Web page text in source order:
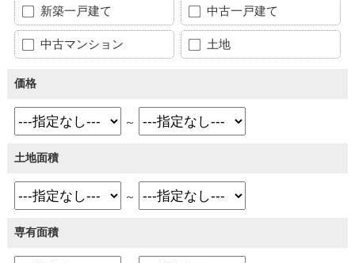
新築一戸建て 中古一戸建て
中古マンション 土地
価格
～
土地面積
～
専有面積